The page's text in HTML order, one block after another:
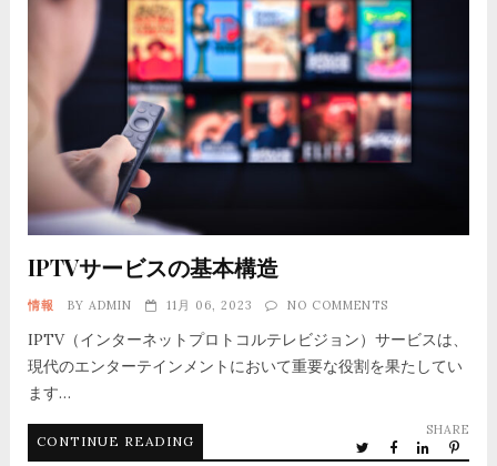
IPTVサービスの基本構造
情報 BY ADMIN 11月 06, 2023 NO COMMENTS
IPTV（インターネットプロトコルテレビジョン）サービスは、
現代のエンターテインメントにおいて重要な役割を果たしてい
ます…
CONTINUE READING
SHARE